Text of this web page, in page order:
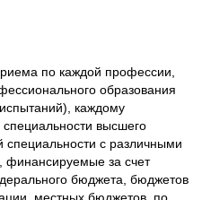
по каждой профессии,
образования
каждому
высшего
специальности с различными
финансируемые за счет
бюджета, бюджетов